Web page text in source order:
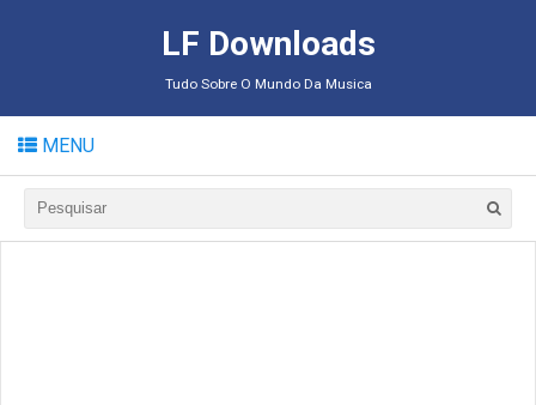
LF Downloads
Tudo Sobre O Mundo Da Musica
MENU